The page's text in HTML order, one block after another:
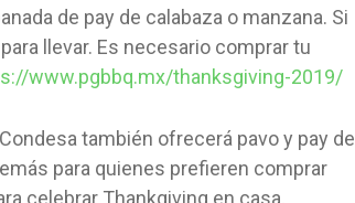
de pay de calabaza o manzana. Si
llevar. Es necesario comprar tu
www.pgbbq.mx/thanksgiving-2019/
también ofrecerá pavo y pay de
para quienes prefieren comprar
celebrar Thankgiving en casa.